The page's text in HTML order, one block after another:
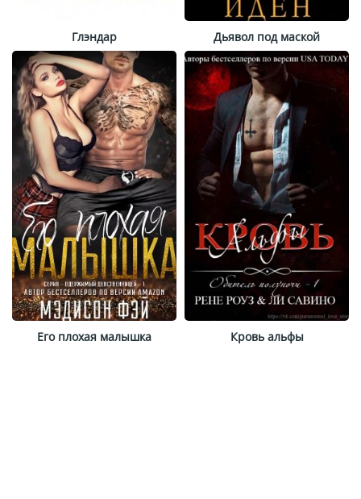
Глэндар Дьявол под маской
Его плохая малышка Кровь альфы